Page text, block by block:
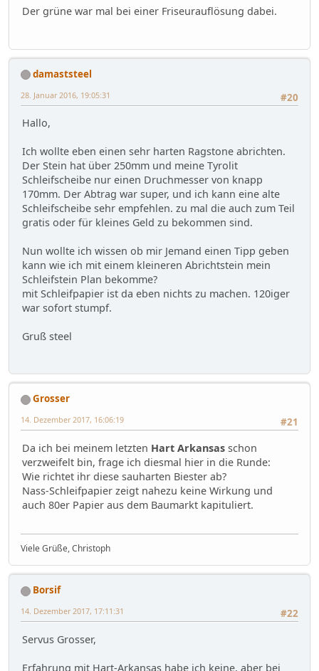
Der grüne war mal bei einer Friseurauflösung dabei.
damaststeel
#20
28. Januar 2016, 19:05:31
Hallo,
Ich wollte eben einen sehr harten Ragstone abrichten.
Der Stein hat über 250mm und meine Tyrolit
Schleifscheibe nur einen Druchmesser von knapp
170mm. Der Abtrag war super, und ich kann eine alte
Schleifscheibe sehr empfehlen. zu mal die auch zum Teil
gratis oder für kleines Geld zu bekommen sind.
Nun wollte ich wissen ob mir Jemand einen Tipp geben
kann wie ich mit einem kleineren Abrichtstein mein
Schleifstein Plan bekomme?
mit Schleifpapier ist da eben nichts zu machen. 120iger
war sofort stumpf.
Gruß steel
Grosser
#21
14. Dezember 2017, 16:06:19
Da ich bei meinem letzten Hart Arkansas schon
verzweifelt bin, frage ich diesmal hier in die Runde:
Wie richtet ihr diese sauharten Biester ab?
Nass-Schleifpapier zeigt nahezu keine Wirkung und
auch 80er Papier aus dem Baumarkt kapituliert.
Viele Grüße, Christoph
Borsif
#22
14. Dezember 2017, 17:11:31
Servus Grosser,
Erfahrung mit Hart-Arkansas habe ich keine, aber bei